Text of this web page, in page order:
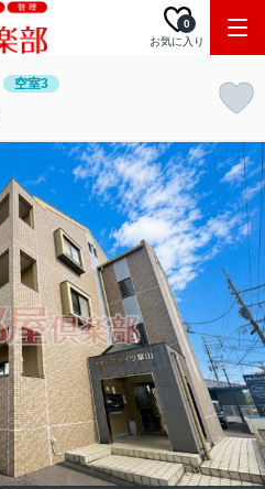
お気に入り
0
空室3